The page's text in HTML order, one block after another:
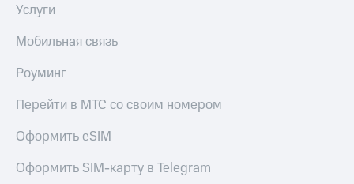
Услуги
Мобильная связь
Роуминг
Перейти в МТС со своим номером
Оформить eSIM
Оформить SIM-карту в Telegram